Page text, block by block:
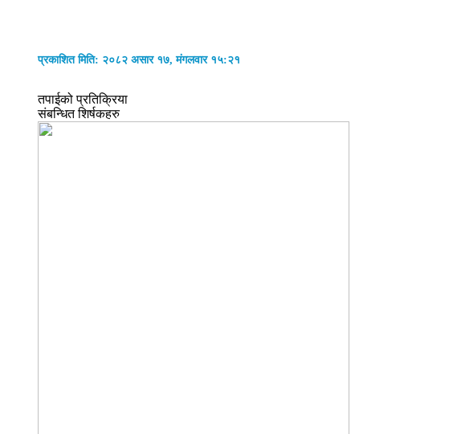
प्रकाशित मिति: २०८२ असार १७, मंगलवार १५:२१
तपाईको प्रतिक्रिया
संबन्धित शिर्षकहरु